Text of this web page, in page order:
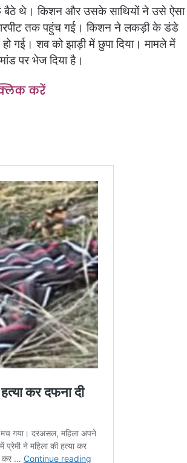
बैठे थे। किशन और उसके साथियों ने उसे ऐसा
मारपीट तक पहुंच गई। किशन ने लकड़ी के डंडे
गई। शव को झाड़ी में छुपा दिया। मामले में
पर भेज दिया है।
करें